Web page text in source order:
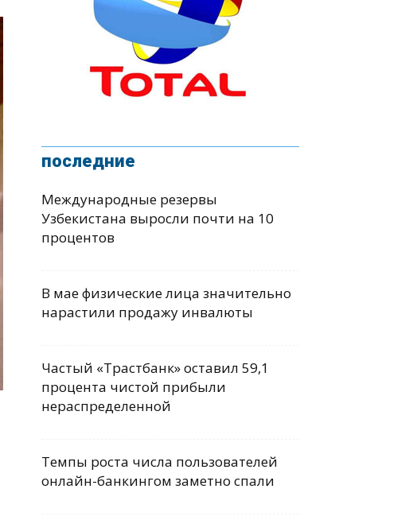
последние
Международные резервы
Узбекистана выросли почти на 10
процентов
В мае физические лица значительно
нарастили продажу инвалюты
Частый «Трастбанк» оставил 59,1
процента чистой прибыли
нераспределенной
Темпы роста числа пользователей
онлайн-банкингом заметно спали